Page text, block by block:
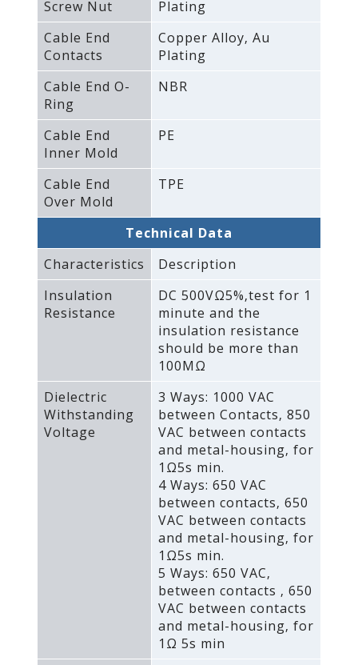
Screw Nut
Plating
Cable End
Contacts
Copper Alloy‚ Au
Plating
Cable End O-
Ring
NBR
Cable End
Inner Mold
PE
Cable End
Over Mold
TPE
Technical Data
Characteristics
Description
Insulation
Resistance
DC 500VΩ5%‚test for 1
minute and the
insulation resistance
should be more than
100MΩ
Dielectric
Withstanding
Voltage
3 Ways: 1000 VAC
between Contacts‚ 850
VAC between contacts
and metal-housing‚ for
1Ω5s min.
4 Ways: 650 VAC
between contacts‚ 650
VAC between contacts
and metal-housing‚ for
1Ω5s min.
5 Ways: 650 VAC‚
between contacts ‚ 650
VAC between contacts
and metal-housing‚ for
1Ω 5s min